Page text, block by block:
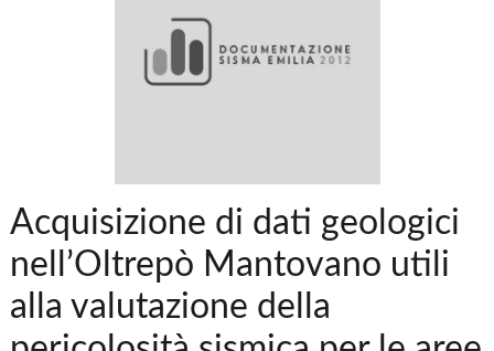
Acquisizione di dati geologici
nell’Oltrepò Mantovano utili
alla valutazione della